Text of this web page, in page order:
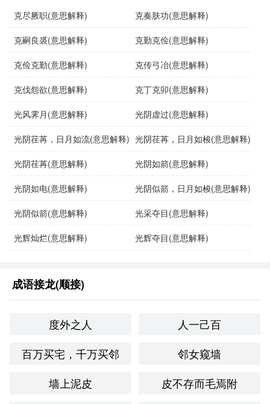
在不同语境下，“光阴虚度”可以用于：
文学作品：在描写一个人物因懒惰而浪费时间时，常用
此成语。
日常对话：朋友间交流时，提醒对方要珍惜时间时，可
以说“别光阴虚度了”。
演讲：在激励学生或员工时，可以提到“光阴虚度”来鼓励
他们努力学*和工作。
示例句子
每当我看到那些整天无所事事的人，就会想到光阴虚度
的道理。
你要明白，光阴虚度只会让你在未来后悔。
同义成语与反义成语
同义成语
克尽厥职(意思解释) 克奏肤功(意思解释)
克嗣良裘(意思解释) 克勤克俭(意思解释)
克俭克勤(意思解释) 克传弓冶(意思解释)
克伐怨欲(意思解释) 克丁克卯(意思解释)
光风霁月(意思解释) 光阴虚过(意思解释)
光阴荏苒，日月如流(意思解释) 光阴荏苒，日月如梭(意思解释)
光阴荏苒(意思解释) 光阴如箭(意思解释)
光阴如电(意思解释) 光阴似箭，日月如梭(意思解释)
光阴似箭(意思解释) 光采夺目(意思解释)
光辉灿烂(意思解释) 光辉夺目(意思解释)
成语接龙(顺接)
度外之人
人一己百
百万买宅，千万买邻
邻女窥墙
墙上泥皮
皮不存而毛焉附